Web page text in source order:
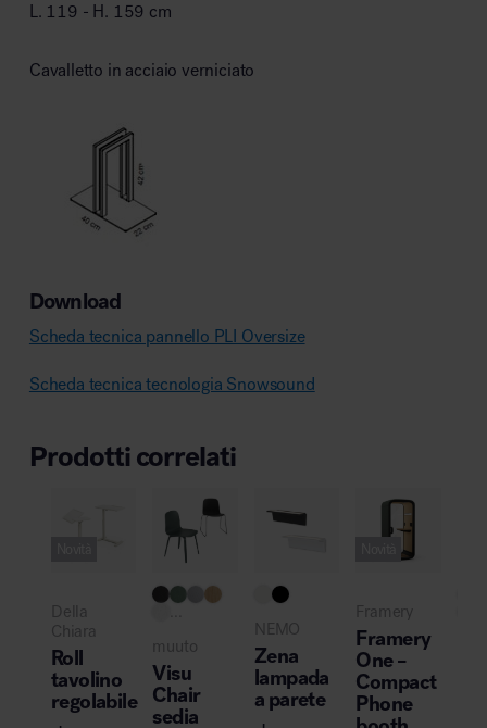
L. 119 - H. 159 cm
Cavalletto in acciaio verniciato
Download
Scheda tecnica pannello PLI Oversize
Scheda tecnica tecnologia Snowsound
Prodotti correlati
Della
Chiara
Roll
tavolino
regolabile
muuto
Visu
Chair
sedia
NEMO
Zena
lampada
a parete
Framery
Framery
One –
Compact
Phone